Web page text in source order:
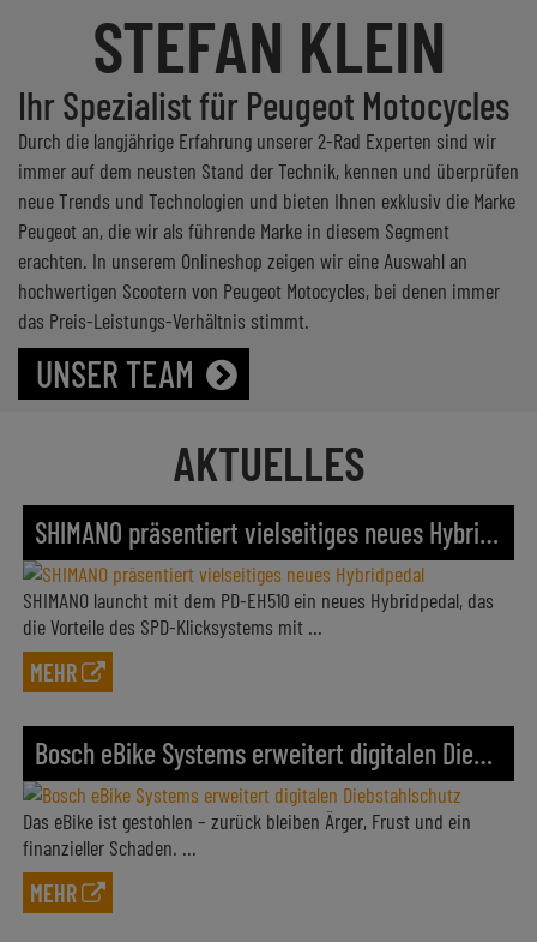
STEFAN KLEIN
Ihr Spezialist für Peugeot Motocycles
Durch die langjährige Erfahrung unserer 2-Rad Experten sind wir
immer auf dem neusten Stand der Technik, kennen und überprüfen
neue Trends und Technologien und bieten Ihnen exklusiv die Marke
Peugeot an, die wir als führende Marke in diesem Segment
erachten. In unserem Onlineshop zeigen wir eine Auswahl an
hochwertigen Scootern von Peugeot Motocycles, bei denen immer
das Preis-Leistungs-Verhältnis stimmt.
UNSER TEAM
AKTUELLES
SHIMANO präsentiert vielseitiges neues Hybridpedal
SHIMANO launcht mit dem PD-EH510 ein neues Hybridpedal, das
die Vorteile des SPD-Klicksystems mit ...
MEHR
Bosch eBike Systems erweitert digitalen Diebstahlschutz
Das eBike ist gestohlen – zurück bleiben Ärger, Frust und ein
finanzieller Schaden. ...
MEHR